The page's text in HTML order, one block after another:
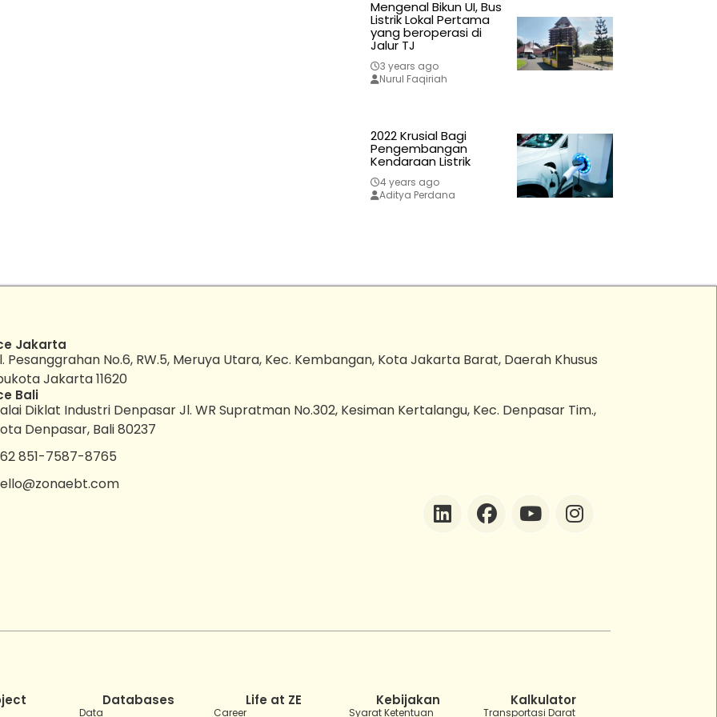
Mengenal Bikun UI, Bus
Listrik Lokal Pertama
yang beroperasi di
Jalur TJ
3 years ago
Nurul Faqiriah
2022 Krusial Bagi
Pengembangan
Kendaraan Listrik
4 years ago
Aditya Perdana
Jakarta
Pesanggrahan No.6, RW.5, Meruya Utara, Kec. Kembangan, Kota Jakarta Barat, Daerah Khusus
Jakarta 11620
Bali
Diklat Industri Denpasar Jl. WR Supratman No.302, Kesiman Kertalangu, Kec. Denpasar Tim.,
Denpasar, Bali 80237
851-7587-8765
Databases
Data
Life at ZE
Career
Kebijakan
Syarat Ketentuan
Kalkulator
Transportasi Darat